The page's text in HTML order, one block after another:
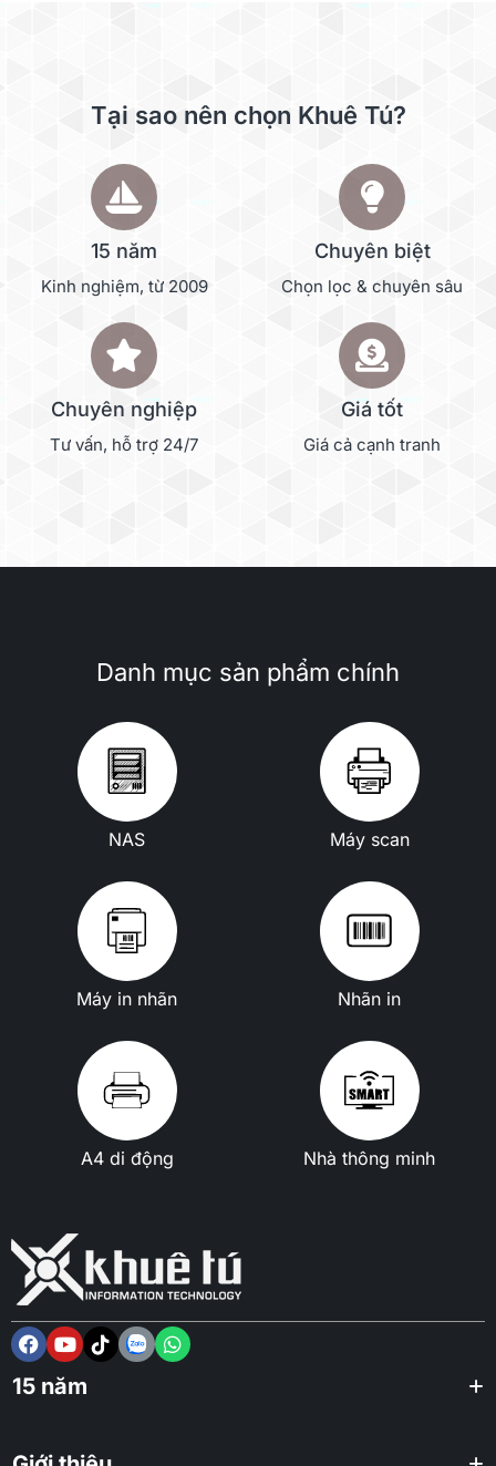
Tại sao nên chọn Khuê Tú?
15 năm
Kinh nghiệm, từ 2009
Chuyên biệt
Chọn lọc & chuyên sâu
Chuyên nghiệp
Tư vấn, hỗ trợ 24/7
Giá tốt
Giá cả cạnh tranh
Danh mục sản phẩm chính
NAS Máy scan
Máy in nhãn Nhãn in
A4 di động Nhà thông minh
15 năm